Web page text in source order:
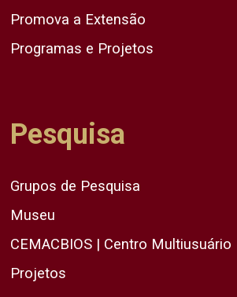
Promova a Extensão
Programas e Projetos
Pesquisa
Grupos de Pesquisa
Museu
CEMACBIOS | Centro Multiusuário
Projetos